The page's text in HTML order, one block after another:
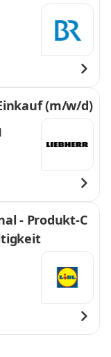
(m/w/d)
- Produkt-C